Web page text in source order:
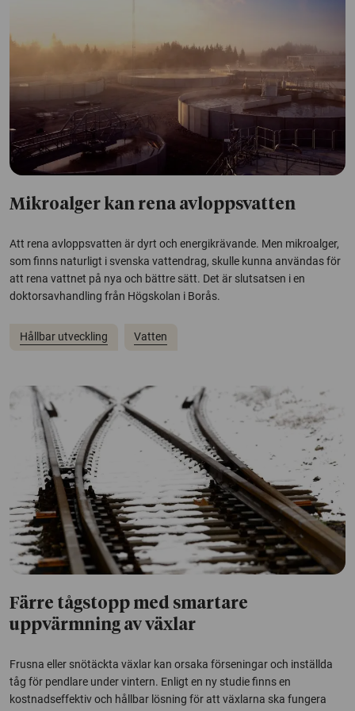
Mikroalger kan rena avloppsvatten
Att rena avloppsvatten är dyrt och energikrävande. Men mikroalger,
som finns naturligt i svenska vattendrag, skulle kunna användas för
att rena vattnet på nya och bättre sätt. Det är slutsatsen i en
doktorsavhandling från Högskolan i Borås.
Hållbar utveckling Vatten
Färre tågstopp med smartare
uppvärmning av växlar
Frusna eller snötäckta växlar kan orsaka förseningar och inställda
tåg för pendlare under vintern. Enligt en ny studie finns en
kostnadseffektiv och hållbar lösning för att växlarna ska fungera